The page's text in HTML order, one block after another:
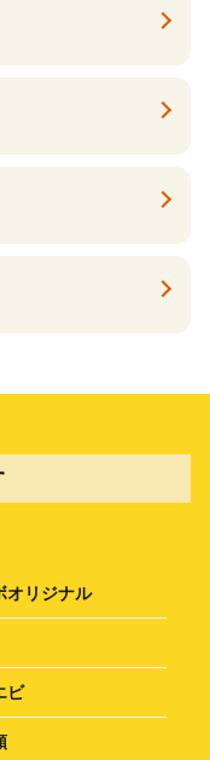
オリジナル
ビ